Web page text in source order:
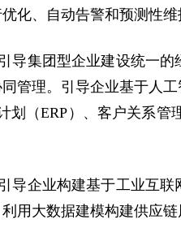
化、自动告警和预测性
导集团型企业建设统一
管理。引导企业基于人
划（ERP）、客户关系
导企业构建基于工业互
用大数据建模构建供应